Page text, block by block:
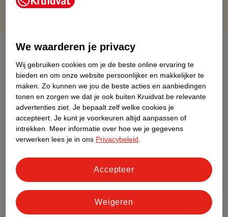
Over dit product
Productinformatie
Etiketinformatie
Nature Impact Score
Impact Score.
Meer informatie
Bestel & Bezorginformatie
We waarderen je privacy
Wij gebruiken cookies om je de beste online ervaring te
bieden en om onze website persoonlijker en makkelijker te
maken. Zo kunnen we jou de beste acties en aanbiedingen
tonen en zorgen we dat je ook buiten Kruidvat.be relevante
advertenties ziet. Je bepaalt zelf welke cookies je
accepteert. Je kunt je voorkeuren altijd aanpassen of
intrekken.
Meer informatie over hoe we je gegevens
verwerken lees je in ons Privacybeleid
Weigeren
Accepteer